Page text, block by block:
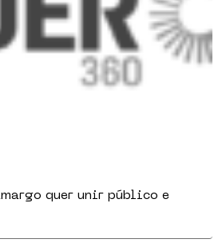
quer unir público e